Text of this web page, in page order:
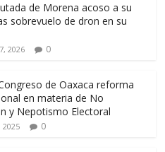
de Morena acoso a su
sobrevuelo de dron en su
2026 0
de Oaxaca reforma
en materia de No
y Nepotismo Electoral
0